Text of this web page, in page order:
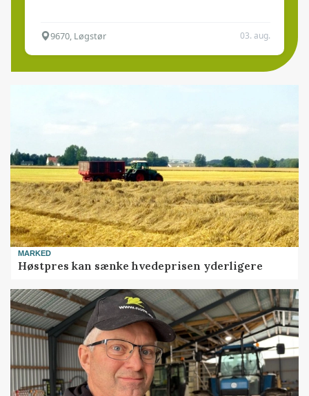
9670, Løgstør 03. aug.
MARKED
Høstpres kan sænke hvedeprisen yderligere